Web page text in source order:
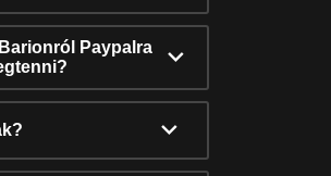
Paypalra